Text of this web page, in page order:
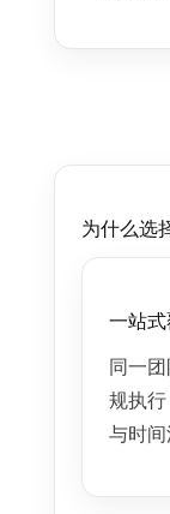
为什么选
一站
同一
规执
与时间